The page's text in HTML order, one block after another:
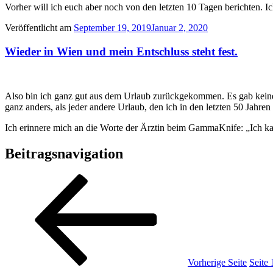
Vorher will ich euch aber noch von den letzten 10 Tagen berichten.
Veröffentlicht am September 19, 2019Januar 2, 2020
Wieder in Wien und mein Entschluss steht fest.
Also bin ich ganz gut aus dem Urlaub zurückgekommen. Es gab
ganz anders, als jeder andere Urlaub, den ich in den letzten 50 Jahren
Ich erinnere mich an die Worte der Ärztin beim GammaKnife: „Ich
Beitragsnavigation
Vorherige Seite Seite